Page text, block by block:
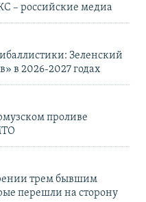
– российские медиа
Зеленский
в 2026-2027 годах
проливе
трем бывшим
перешли на сторону